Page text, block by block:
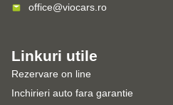
office@viocars.ro
Linkuri utile
Rezervare on line
Inchirieri auto fara garantie